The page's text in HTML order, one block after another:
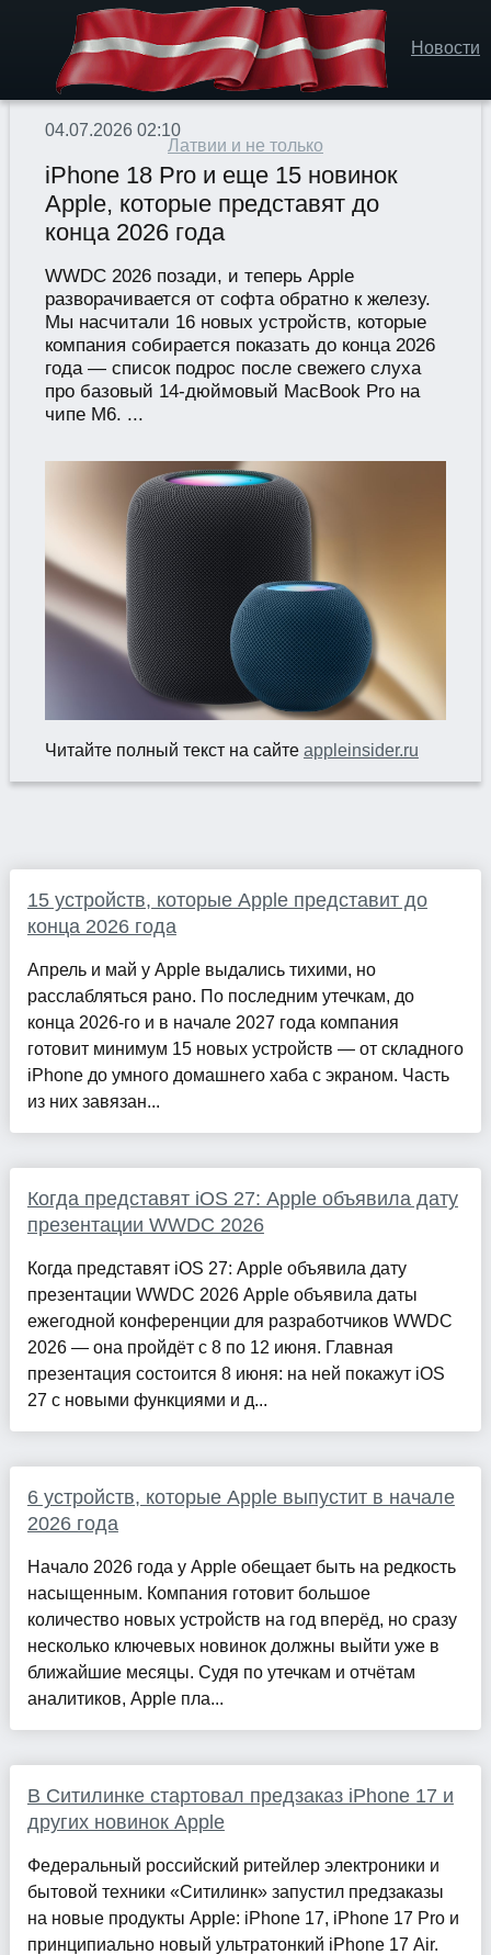
Новости
Латвии и не только
04.07.2026 02:10
iPhone 18 Pro и еще 15 новинок
Apple, которые представят до
конца 2026 года
WWDC 2026 позади, и теперь Apple
разворачивается от софта обратно к железу.
Мы насчитали 16 новых устройств, которые
компания собирается показать до конца 2026
года — список подрос после свежего слуха
про базовый 14-дюймовый MacBook Pro на
чипе M6. ...
Читайте полный текст на сайте appleinsider.ru
15 устройств, которые Apple представит до
конца 2026 года
Апрель и май у Apple выдались тихими, но
расслабляться рано. По последним утечкам, до
конца 2026-го и в начале 2027 года компания
готовит минимум 15 новых устройств — от складного
iPhone до умного домашнего хаба с экраном. Часть
из них завязан...
Когда представят iOS 27: Apple объявила дату
презентации WWDC 2026
Когда представят iOS 27: Apple объявила дату
презентации WWDC 2026 Apple объявила даты
ежегодной конференции для разработчиков WWDC
2026 — она пройдёт с 8 по 12 июня. Главная
презентация состоится 8 июня: на ней покажут iOS
27 с новыми функциями и д...
6 устройств, которые Apple выпустит в начале
2026 года
Начало 2026 года у Apple обещает быть на редкость
насыщенным. Компания готовит большое
количество новых устройств на год вперёд, но сразу
несколько ключевых новинок должны выйти уже в
ближайшие месяцы. Судя по утечкам и отчётам
аналитиков, Apple пла...
В Ситилинке стартовал предзаказ iPhone 17 и
других новинок Apple
Федеральный российский ритейлер электроники и
бытовой техники «Ситилинк» запустил предзаказы
на новые продукты Apple: iPhone 17, iPhone 17 Pro и
принципиально новый ультратонкий iPhone 17 Air.